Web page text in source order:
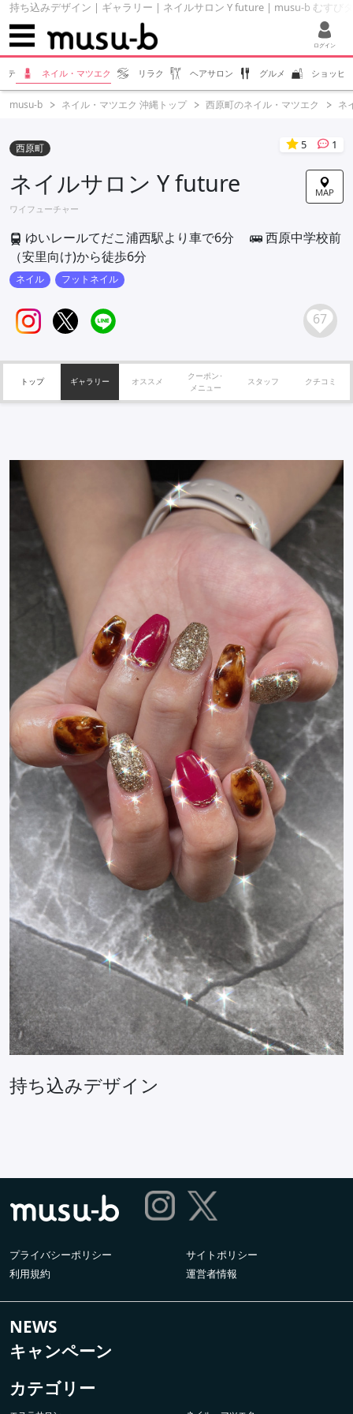
持ち込みデザイン | ギャラリー | ネイルサロン Y future | musu-b むすび
ログイン
テ ネイル・マツエク リラク ヘアサロン グルメ ショッピ
musu-b ネイル・マツエク 沖縄トップ 西原町のネイル・マツエク ネ
西原町 5 1
MAP
ネイルサロン Y future
ワイフューチャー
ゆいレールてだこ浦西駅より車で6分
西原中学校前
（安里向け)から徒歩6分
ネイル フットネイル
67
トップ ギャラリー オススメ
クーポン･
メニュー
スタッフ クチコミ
持ち込みデザイン
プライバシーポリシー
サイトポリシー
利用規約
運営者情報
NEWS
キャンペーン
カテゴリー